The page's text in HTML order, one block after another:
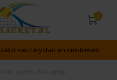
0
van Lelystad en omstreken